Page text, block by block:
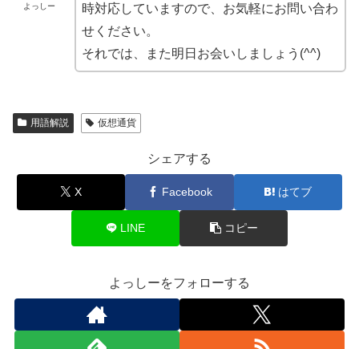
よっしー
時対応していますので、お気軽にお問い合わ
せください。
それでは、また明日お会いしましょう(^^)
用語解説 仮想通貨
シェアする
X Facebook はてブ
LINE コピー
よっしーをフォローする